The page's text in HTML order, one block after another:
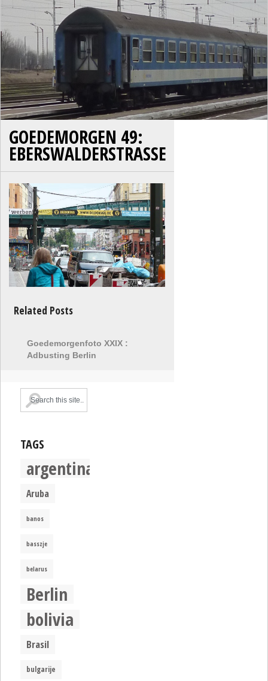
GOEDEMORGEN 49:
EBERSWALDERSTRASSE
Related Posts
Goedemorgenfoto XXIX :
Adbusting Berlin
TAGS
argentina
Aruba
banos
basszje
belarus
Berlin
bolivia
Brasil
bulgarije